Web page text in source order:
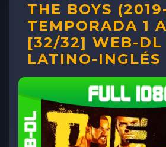
THE BOYS
TEMPORADA 1
[32/32] WEB-DL
LATINO-INGLÉS